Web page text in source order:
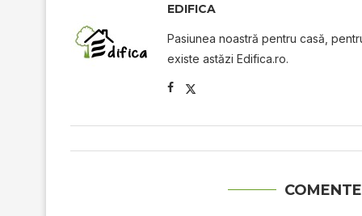
EDIFICA
Pasiunea noastră pentru casă,
existe astăzi Edifica.ro.